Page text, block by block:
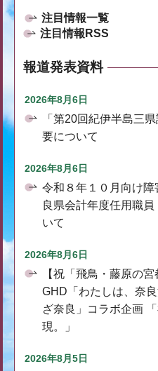
注目情報一覧
注目情報RSS
報道発表資料
2026年8月6日
「第20回紀伊半島三
要について
2026年8月6日
令和８年１０月向け
良県会計年度任用職
いて
2026年8月6日
【祝「飛鳥・藤原の
GHD「わたしは、奈
ざ奈良」コラボ企画
現。」
2026年8月5日